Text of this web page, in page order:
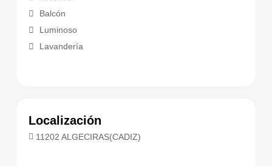
Balcón
Luminoso
Lavandería
Localización
11202 ALGECIRAS(CADIZ)